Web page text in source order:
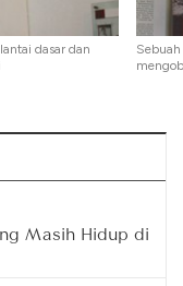
dasar dan
Masih Hidup di